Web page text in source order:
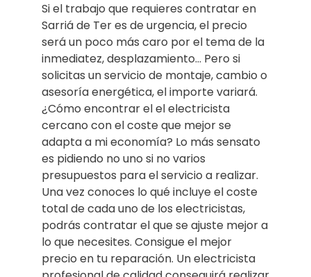
Si el trabajo que requieres contratar en
Sarriá de Ter es de urgencia, el precio
será un poco más caro por el tema de la
inmediatez, desplazamiento… Pero si
solicitas un servicio de montaje, cambio o
asesoría energética, el importe variará.
¿Cómo encontrar el el electricista
cercano con el coste que mejor se
adapta a mi economía? Lo más sensato
es pidiendo no uno si no varios
presupuestos para el servicio a realizar.
Una vez conoces lo qué incluye el coste
total de cada uno de los electricistas,
podrás contratar el que se ajuste mejor a
lo que necesites. Consigue el mejor
precio en tu reparación. Un electricista